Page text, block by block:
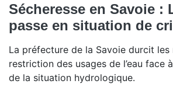
Sécheresse en Savoie :
passe en situation de
La préfecture de la Savoie durcit les
restriction des usages de l’eau face
de la situation hydrologique.